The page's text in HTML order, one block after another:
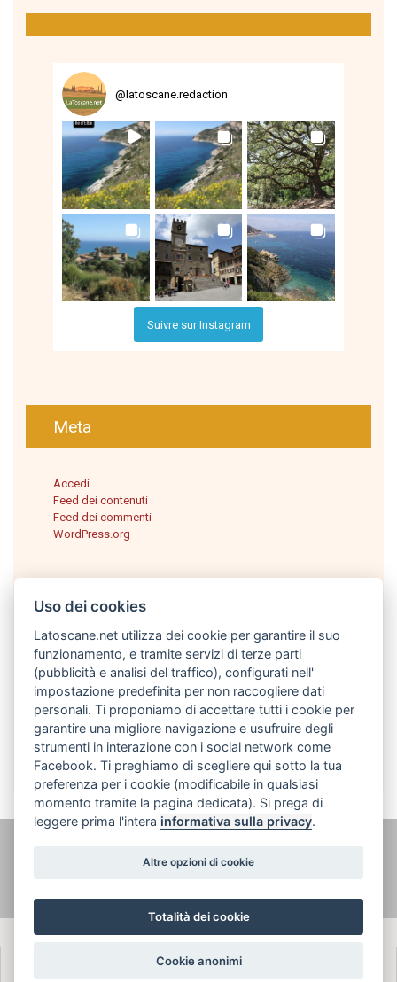
@latoscane.redaction
Suivre sur Instagram
Meta
Accedi
Feed dei contenuti
Feed dei commenti
WordPress.org
Italiano
informazioni legali
Uso dei cookies
Latoscane.net utilizza dei cookie per garantire il suo
funzionamento, e tramite servizi di terze parti
(pubblicità e analisi del traffico), configurati nell'
impostazione predefinita per non raccogliere dati
personali. Ti proponiamo di accettare tutti i cookie per
garantire una migliore navigazione e usufruire degli
strumenti in interazione con i social network come
Facebook. Ti preghiamo di scegliere qui sotto la tua
preferenza per i cookie (modificabile in qualsiasi
momento tramite la pagina dedicata). Si prega di
leggere prima l'intera informativa sulla privacy.
Altre opzioni di cookie
Totalità dei cookie
Cookie anonimi
Italiano